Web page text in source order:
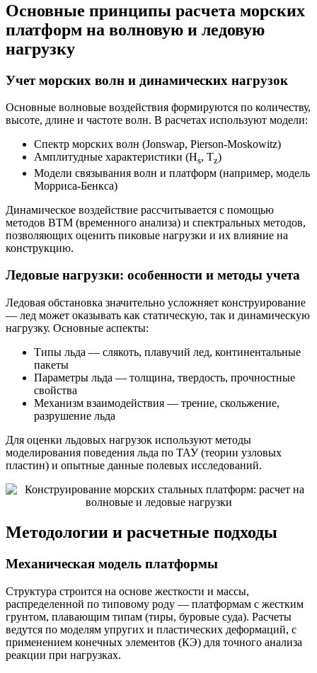
Основные принципы расчета морских
платформ на волновую и ледовую
нагрузку
Учет морских волн и динамических нагрузок
Основные волновые воздействия формируются по количеству,
высоте, длине и частоте волн. В расчетах используют модели:
Спектр морских волн (Jonswap, Pierson-Moskowitz)
Амплитудные характеристики (Hs, Tz)
Модели связывания волн и платформ (например, модель
Морриса-Бенкса)
Динамическое воздействие рассчитывается с помощью
методов ВТМ (временного анализа) и спектральных методов,
позволяющих оценить пиковые нагрузки и их влияние на
конструкцию.
Ледовые нагрузки: особенности и методы учета
Ледовая обстановка значительно усложняет конструирование
— лед может оказывать как статическую, так и динамическую
нагрузку. Основные аспекты:
Типы льда — слякоть, плавучий лед, континентальные
пакеты
Параметры льда — толщина, твердость, прочностные
свойства
Механизм взаимодействия — трение, скольжение,
разрушение льда
Для оценки льдовых нагрузок используют методы
моделирования поведения льда по ТАУ (теории узловых
пластин) и опытные данные полевых исследований.
Методологии и расчетные подходы
Механическая модель платформы
Структура строится на основе жесткости и массы,
распределенной по типовому роду — платформам с жестким
грунтом, плавающим типам (тиры, буровые суда). Расчеты
ведутся по моделям упругих и пластических деформаций, с
применением конечных элементов (КЭ) для точного анализа
реакции при нагрузках.